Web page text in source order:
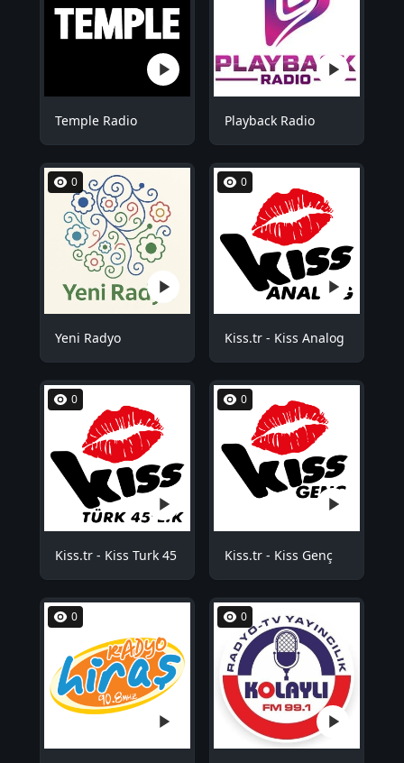
Temple Radio Playback Radio
0
Yeni Radyo
0
Kiss.tr - Kiss Analog
0
Kiss.tr - Kiss Turk 45
0
Kiss.tr - Kiss Genç
0 0